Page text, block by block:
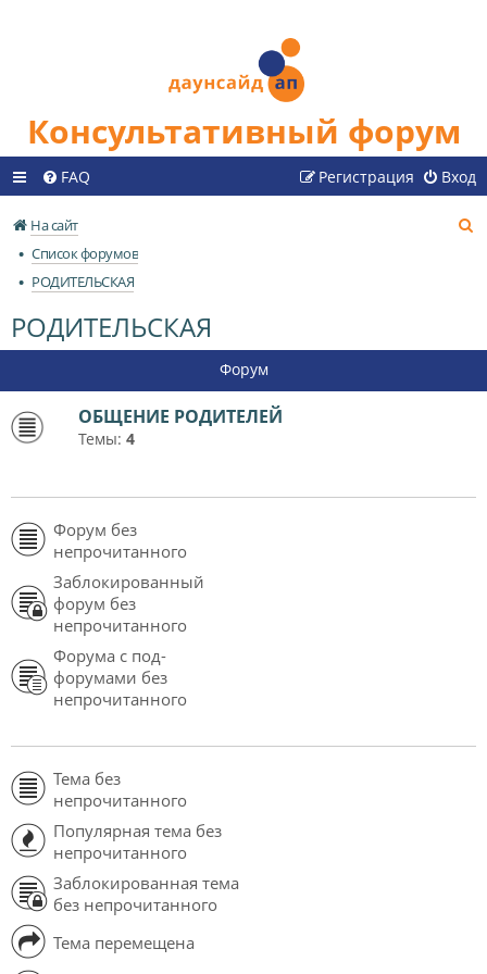
Консультативный форум
FAQ Вход
Регистрация
На сайт
Список форумов
РОДИТЕЛЬСКАЯ
РОДИТЕЛЬСКАЯ
Форум
ОБЩЕНИЕ РОДИТЕЛЕЙ
Темы: 4
Форум без
непрочитанного
Заблокированный
форум без
непрочитанного
Форума с под-
форумами без
непрочитанного
Тема без
непрочитанного
Популярная тема без
непрочитанного
Заблокированная тема
без непрочитанного
Тема перемещена